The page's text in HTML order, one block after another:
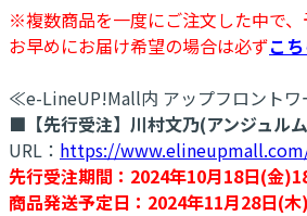
※複数商品を一度にご注文した中で
お早めにお届け希望の場合は必ずこ
≪e-LineUP!Mall内 アップフロント
■【先行受注】川村文乃(アンジュル
URL： https://
先行受注期間：2024年10月18日(金
商品発送予定日：2024年11月28日(